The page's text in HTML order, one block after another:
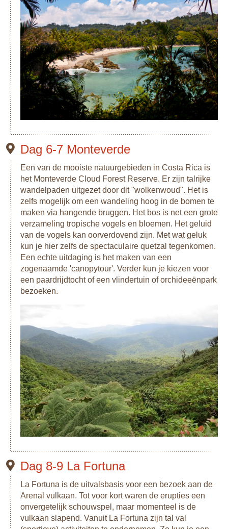
Dag 6-7 Monteverde
Een van de mooiste natuurgebieden in Costa Rica is
het Monteverde Cloud Forest Reserve. Er zijn talrijke
wandelpaden uitgezet door dit "wolkenwoud". Het is
zelfs mogelijk om een wandeling hoog in de bomen te
maken via hangende bruggen. Het bos is net een grote
verzameling tropische vogels en bloemen. Het geluid
van de vogels kan oorverdovend zijn. Met wat geluk
kun je hier zelfs de spectaculaire quetzal tegenkomen.
Een echte uitdaging is het maken van een
zogenaamde 'canopytour'. Verder kun je kiezen voor
een paardrijdtocht of een vlindertuin of orchideeënpark
bezoeken.
Dag 8-9 La Fortuna
La Fortuna is de uitvalsbasis voor een bezoek aan de
Arenal vulkaan. Tot voor kort waren de erupties een
onvergetelijk schouwspel, maar momenteel is de
vulkaan slapend. Vanuit La Fortuna zijn tal val